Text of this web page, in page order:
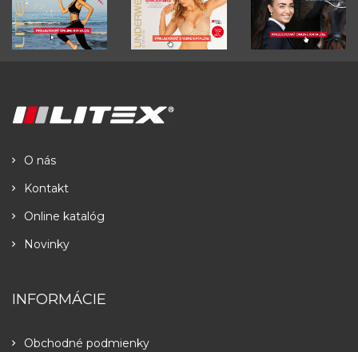
O nás
Kontakt
Online katalóg
Novinky
INFORMÁCIE
Obchodné podmienky